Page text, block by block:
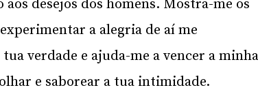
aos desejos dos homens. Mostra-me os
a alegria de aí me
verdade e ajuda-me a vencer a
e saborear a tua intimidade.